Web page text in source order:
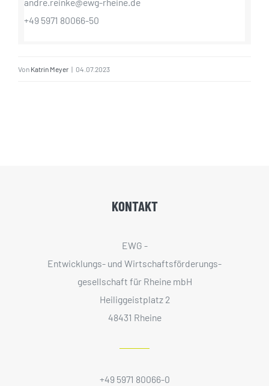
+49 5971 80066-50
Von Katrin Meyer | 04.07.2023
KONTAKT
EWG -
Entwicklungs- und Wirtschaftsförderungs­
gesellschaft für Rheine mbH
Heiliggeistplatz 2
48431 Rheine
+49 5971 80066-0